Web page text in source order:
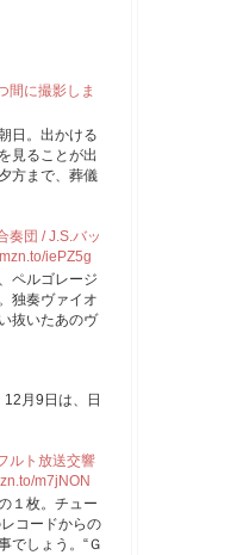
間に撮影しま
日。出かける
見ることが出
方まで、葬儀
奏団 / J.S.バッ
iePZ5g
ペルゴレージ
独奏ヴァイオ
抜いたあのヴ
月9日は、日
ルト放送交響
m7jNON
１枚。チュー
コードからの
でしょう。“Ｇ